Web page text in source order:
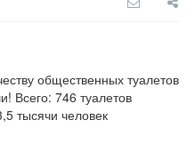
общественных туалетов
Всего: 746 туалетов
тысячи человек